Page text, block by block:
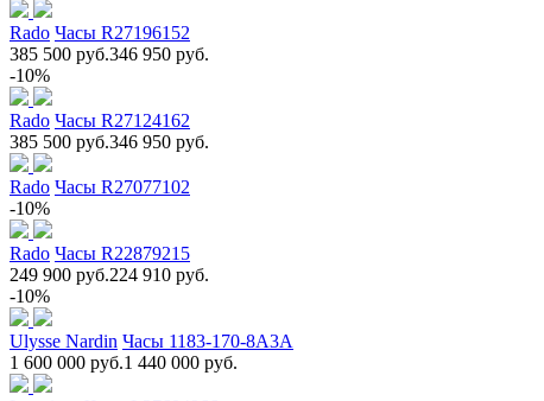
Rado Часы R27196152
385 500 руб.346 950 руб.
-10%
Rado Часы R27124162
385 500 руб.346 950 руб.
Rado Часы R27077102
-10%
Rado Часы R22879215
249 900 руб.224 910 руб.
-10%
Ulysse Nardin Часы 1183-170-8A3A
1 600 000 руб.1 440 000 руб.